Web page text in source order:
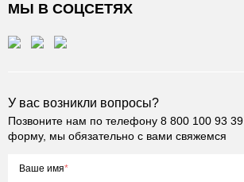
МЫ В СОЦСЕТЯХ
У вас возникли вопросы?
Позвоните нам по телефону 8 800 100 93 39
форму, мы обязательно с вами свяжемся
Ваше имя